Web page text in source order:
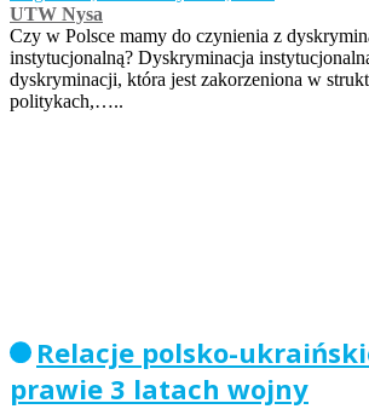
UTW Nysa
Czy w Polsce mamy do czynienia z
instytucjonalną? Dyskryminacja
dyskryminacji, która jest zakorzeniona w
politykach,…..
Relacje polsko-
prawie 3 latach wojny